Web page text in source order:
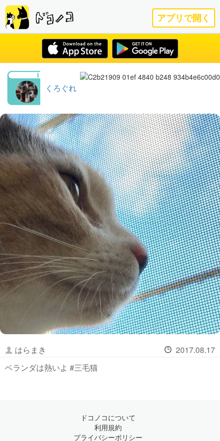
アプリで開く
くろぐれ
はらまき
2017.08.17
ベランダは熱いよ #三毛猫
ドコノコについて
利用規約
プライバシーポリシー